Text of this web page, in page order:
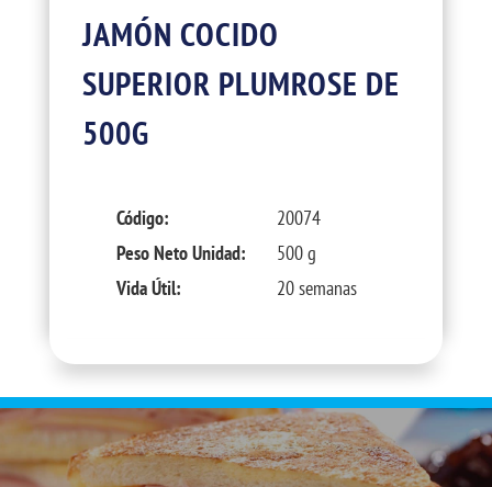
JAMÓN COCIDO
SUPERIOR PLUMROSE DE
500G
Código:
20074
Peso Neto Unidad:
500 g
Vida Útil:
20 semanas